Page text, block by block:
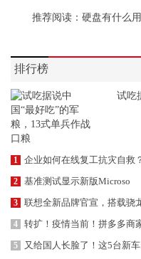
推荐阅读： 硬盘有什么用
排行榜
试吃
1 企业如何在线复工抗灾自救
2 基准测试显示新版Microso
3 联想全新品牌官宣，搭载骁
4 转扩！疫情当前！拼多多商
5 又给国人长脸了！这5台新